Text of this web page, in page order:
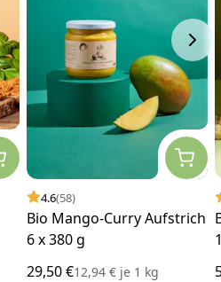
4.6(58)
Bio Mango-Curry Aufstrich
6 x 380 g
29,50 €12,94 € je1 kg